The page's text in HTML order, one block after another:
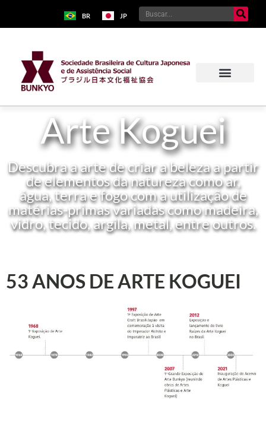
BR JP
Arte Koguei
Descubra a arte de criar a beleza a partir
de elementos da natureza como ar,
água, terra e fogo com a utilização de
matérias-primas variadas como madeira,
vidro, tecido, argila, metal, entre outros.
53 ANOS DE ARTE KOGUEI